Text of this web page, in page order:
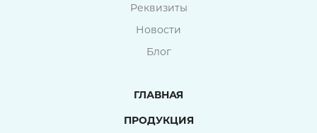
Реквизиты
Новости
Блог
ГЛАВНАЯ
ПРОДУКЦИЯ